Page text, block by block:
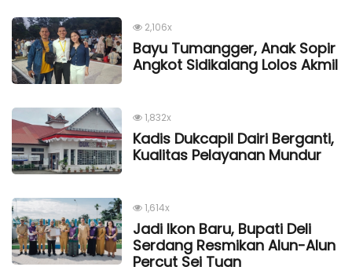
2,106x
Bayu Tumangger, Anak Sopir
Angkot Sidikalang Lolos Akmil
1,832x
Kadis Dukcapil Dairi Berganti,
Kualitas Pelayanan Mundur
1,614x
Jadi Ikon Baru, Bupati Deli
Serdang Resmikan Alun-Alun
Percut Sei Tuan